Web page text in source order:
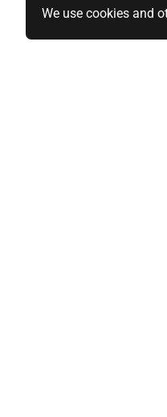
We use cookies and